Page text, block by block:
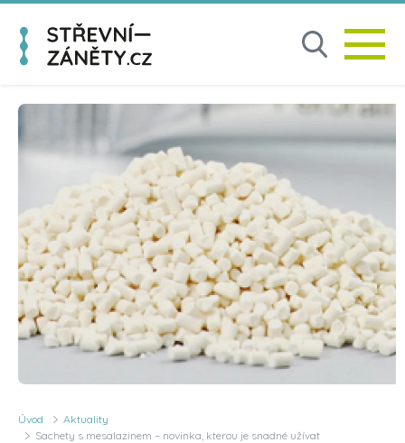
Úvod
Aktuality
Sachety s mesalazinem – novinka, kterou je snadné užívat